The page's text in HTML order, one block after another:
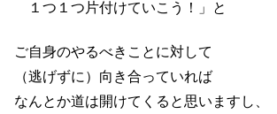
１つ１つ片付けていこう！」と
ご自身のやるべきことに対して
（逃げずに）向き合っていれば
なんとか道は開けてくると思いますし、